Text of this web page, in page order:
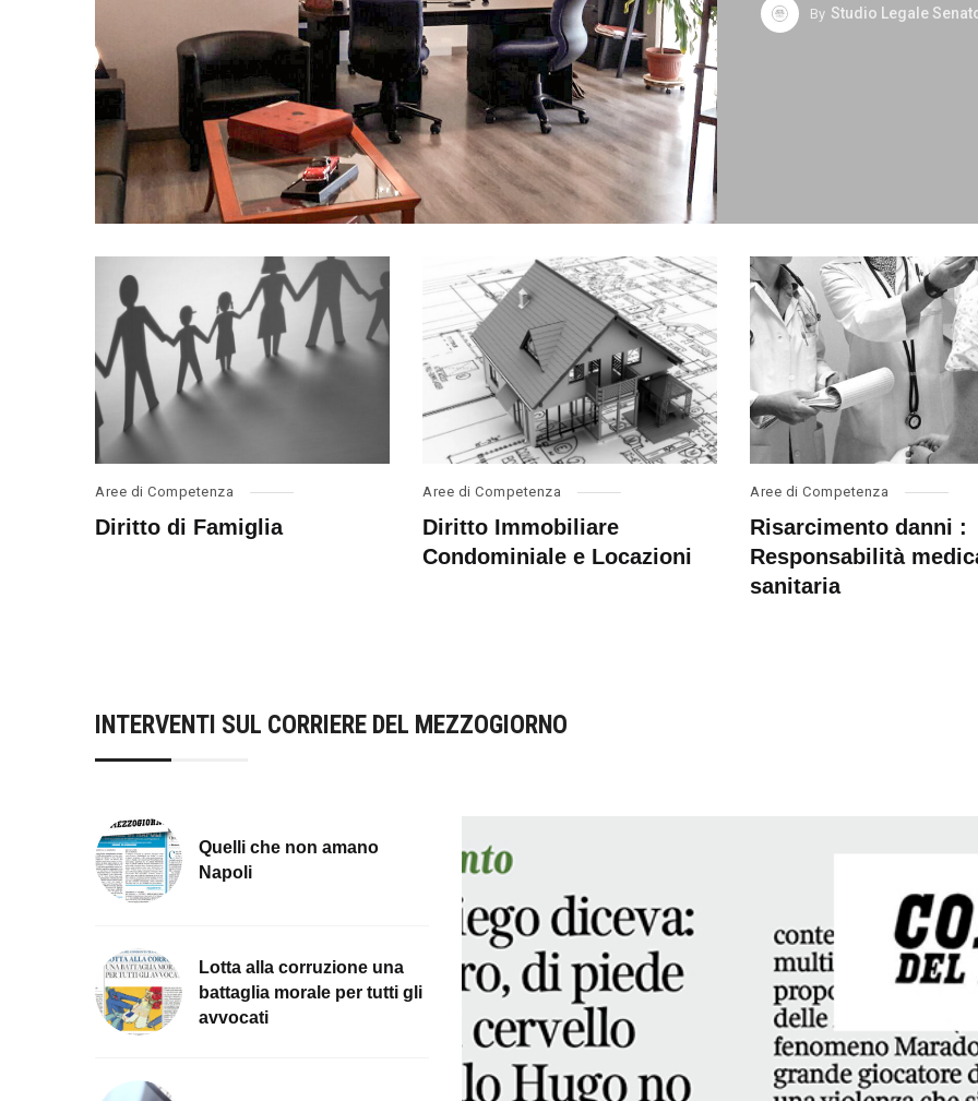
By Studio Legale
Aree di Competenza
Diritto di Famiglia
Aree di Competenza
Diritto Immobiliare
Condominiale e Locazioni
Aree di Competenza
Risarcimento danni :
Responsabilità
sanitaria
INTERVENTI SUL CORRIERE DEL MEZZOGIORNO
Quelli che non amano
Napoli
Lotta alla corruzione una
battaglia morale per tutti gli
avvocati